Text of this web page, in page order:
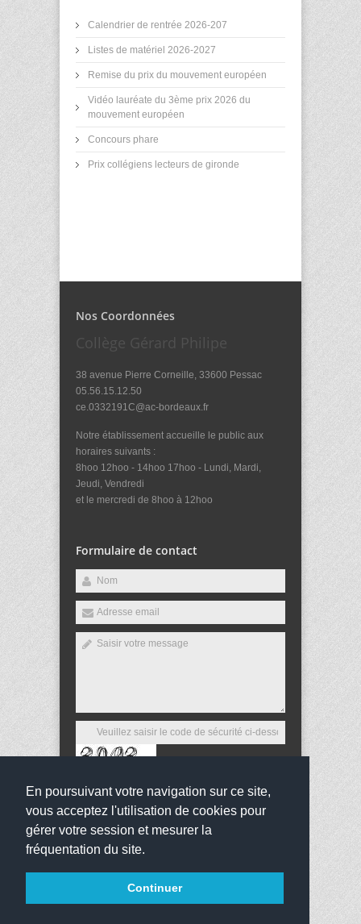
En poursuivant votre navigation sur ce site,
vous acceptez l'utilisation de cookies pour
gérer votre session et mesurer la
fréquentation du site.
Continuer
Calendrier de rentrée 2026-207
Listes de matériel 2026-2027
Remise du prix du mouvement européen
Vidéo lauréate du 3ème prix 2026 du
mouvement européen
Concours phare
Prix collégiens lecteurs de gironde
Nos Coordonnées
Collège Gérard Philipe
38 avenue Pierre Corneille, 33600 Pessac
05.56.15.12.50
ce.0332191C@ac-bordeaux.fr
Notre établissement accueille le public aux
horaires suivants :
8hoo 12hoo - 14hoo 17hoo - Lundi, Mardi,
Jeudi, Vendredi
et le mercredi de 8hoo à 12hoo
Formulaire de contact
Envoyer
réservés
websco